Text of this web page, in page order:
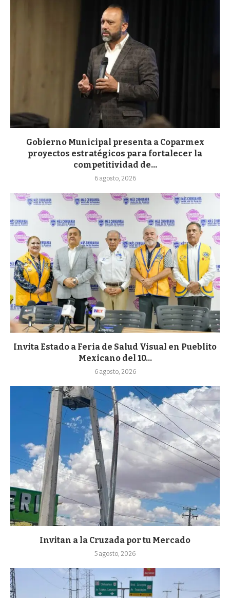
Gobierno Municipal presenta a Coparmex
proyectos estratégicos para fortalecer la
competitividad de...
6 agosto, 2026
Invita Estado a Feria de Salud Visual en Pueblito
Mexicano del 10...
6 agosto, 2026
Invitan a la Cruzada por tu Mercado
5 agosto, 2026